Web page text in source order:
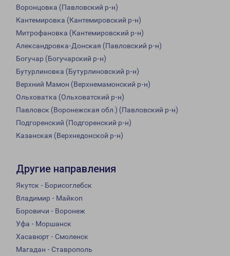
Воронцовка (Павловский р-н)
Кантемировка (Кантемировский р-н)
Митрофановка (Кантемировский р-н)
Александровка-Донская (Павловский р-н)
Богучар (Богучарский р-н)
Бутурлиновка (Бутурлиновский р-н)
Верхний Мамон (Верхнемамонский р-н)
Ольховатка (Ольховатский р-н)
Павловск (Воронежская обл.) (Павловский р-н)
Подгоренский (Подгоренский р-н)
Казанская (Верхнедонской р-н)
Другие направления
Якутск - Борисоглебск
Владимир - Майкоп
Боровичи - Воронеж
Уфа - Моршанск
Хасавюрт - Смоленск
Магадан - Ставрополь